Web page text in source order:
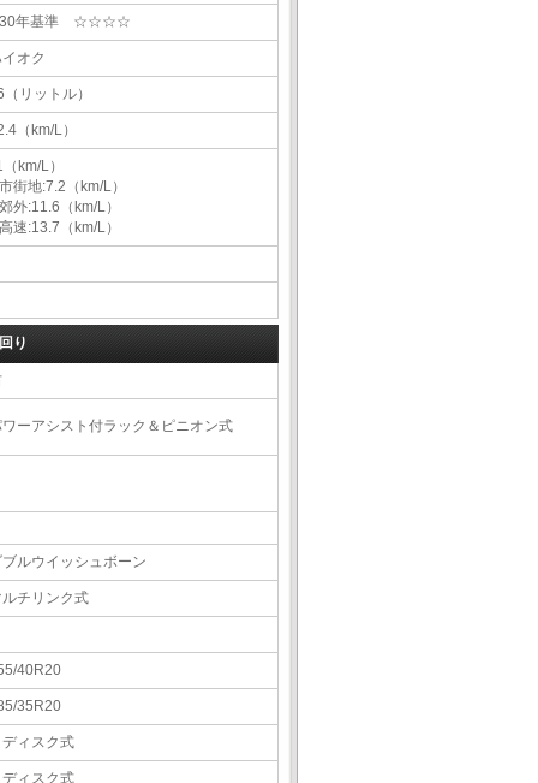
年基準 ☆☆☆☆
オク
（リットル）
（km/L）
km/L）
街地:7.2（km/L）
外:11.6（km/L）
速:13.7（km/L）
り
ーアシスト付ラック＆ピニオン式
ルウイッシュボーン
チリンク式
40R20
35R20
ィスク式
ィスク式